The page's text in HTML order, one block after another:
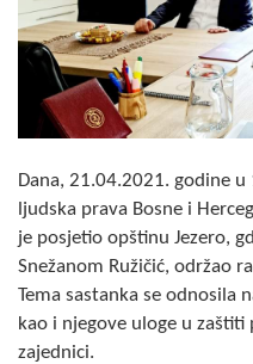
Izvještaj o radu
Statut Opštine
Skupštinsko vijeće
Sastav Skupštine
Službeni Glasnici
Dana, 21.04.2021. godine
ljudska prava Bosne i
je posjetio opštinu Jezero,
Snežanom Ružičić, održao
Tema sastanka se odnosila
kao i njegove uloge u
zajednici.